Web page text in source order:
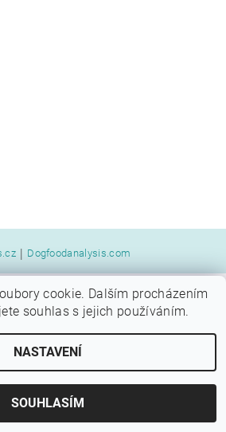
| Dogfoodanalysis.com
PES, všechna práva vyhrazena
Vytvořil Shoptet
cookie. Dalším procházením
souhlas s jejich používáním.
NASTAVENÍ
SOUHLASÍM